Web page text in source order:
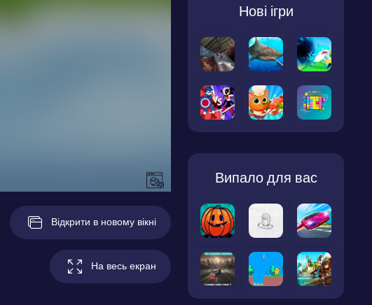
Відкрити в новому вікні
На весь екран
Нові ігри
Випало для вас